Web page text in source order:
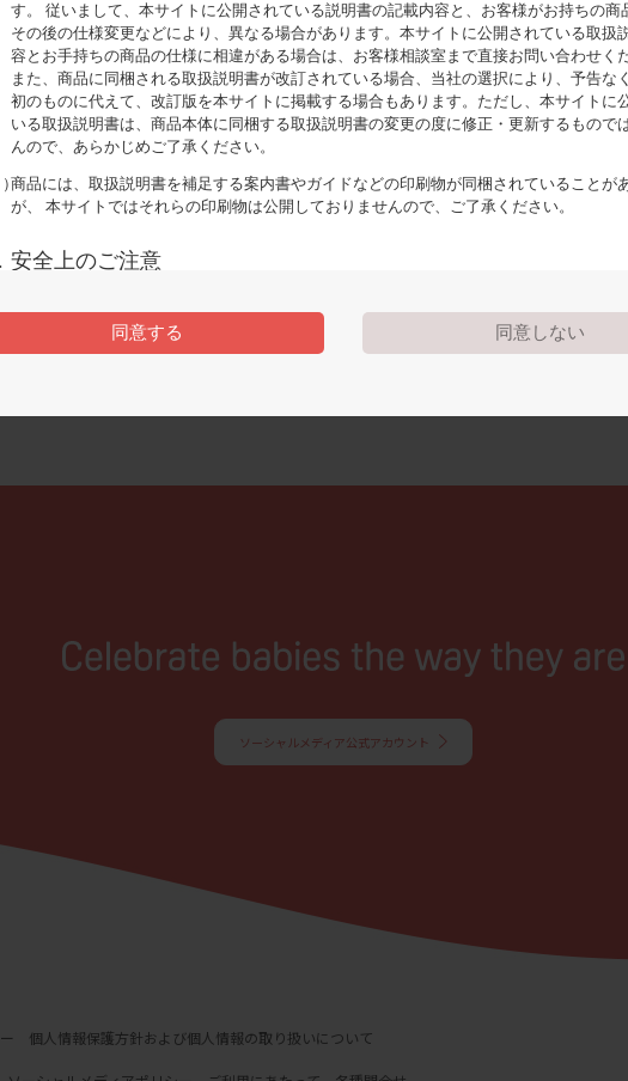
よく見られるページ
お使いになる前に
す。 従いまして、本サイトに公開されている説明書の記載内容と、お客様がお持ちの商
その後の仕様変更などにより、異なる場合があります。本サイトに公開されている取扱
容とお手持ちの商品の仕様に相違がある場合は、お客様相談室まで直接お問い合わせくだ
また、商品に同梱される取扱説明書が改訂されている場合、当社の選択により、予告な
初のものに代えて、改訂版を本サイトに掲載する場合もあります。ただし、本サイトに
いる取扱説明書は、商品本体に同梱する取扱説明書の変更の度に修正・更新するもので
んので、あらかじめご了承ください。
）商品には、取扱説明書を補足する案内書やガイドなどの印刷物が同梱されていることが
が、 本サイトではそれらの印刷物は公開しておりませんので、ご了承ください。
安全上のご注意
ご使用時の安全上のご注意については、取扱説明書に記載または別途同梱の別紙にて
供しておりますが、本サイトでは別紙にて提供している情報は基本的に公開しておりませ
説明書中に記載する安全上のご注意は、法的規制などの変化に応じて変更する場合が
社は、常に細心の注意を払って本サイトを運営管理しておりますが、情報および動作の正
性を保証するものではありません。お客様が本サイトをご利用いただいたこと、または何
を負うものではありません。また、本サイトのご利用によって生じたソフトウェアおよび
ア上のトラブル、ならびにその他の損害についても、当社は責任を負うものではありませ
サイトのサービスは予告なく中止、または内容や条件を変更する場合があります。あらか
同意する 同意しない
ソーシャルメディア公式アカウント
個人情報保護方針および個人情報の取り扱いについて